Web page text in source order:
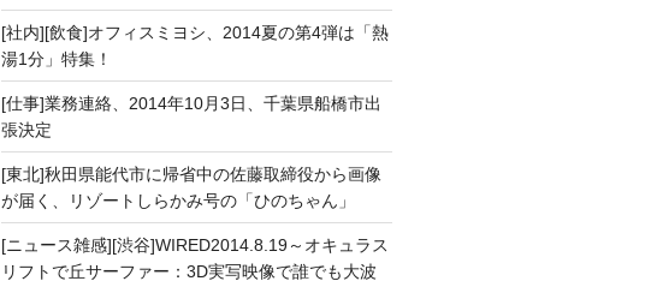
[社内][飲食]オフィスミヨシ、2014夏の第4弾は「熱
湯1分」特集！
[仕事]業務連絡、2014年10月3日、千葉県船橋市出
張決定
[東北]秋田県能代市に帰省中の佐藤取締役から画像
が届く、リゾートしらかみ号の「ひのちゃん」
[ニュース雑感][渋谷]WIRED2014.8.19～オキュラス
リフトで丘サーファー：3D実写映像で誰でも大波